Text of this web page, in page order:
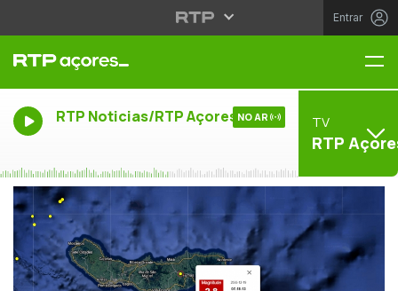
Entrar
RTP Noticias/RTP Açores NO AR TV
RTP